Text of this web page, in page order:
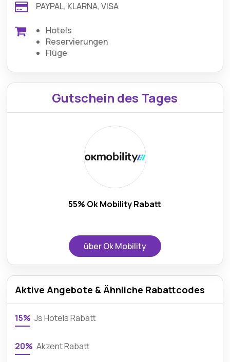
PAYPAL, KLARNA, VISA
Hotels
Reservierungen
Flüge
Gutschein des Tages
55% Ok Mobility Rabatt
über Ok Mobility
Aktive Angebote & Ähnliche Rabattcodes
15% Js Hotels Rabatt
20% Akzent Rabatt